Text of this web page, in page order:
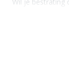
Wil je bestrating
direct meer